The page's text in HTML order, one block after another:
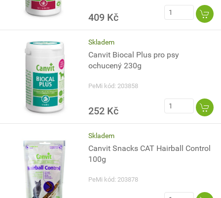
409 Kč
Skladem
Canvit Biocal Plus pro psy
ochucený 230g
PeMi kód: 203858
252 Kč
Skladem
Canvit Snacks CAT Hairball Control
100g
PeMi kód: 203878